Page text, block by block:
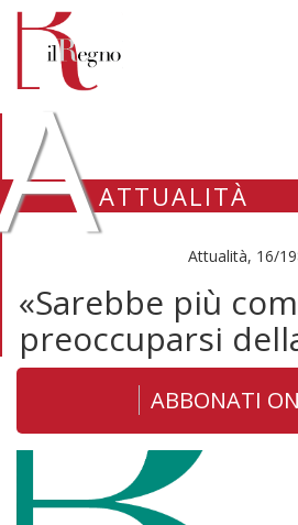
ATTUALITÀ
Attualità, 16/
«Sarebbe più
preoccuparsi
ABBONATI